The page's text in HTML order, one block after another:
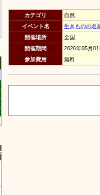
カテゴリ
自然
イベント名
生きものの名
開催場所
全国
開催期間
2026年05月
参加費用
無料